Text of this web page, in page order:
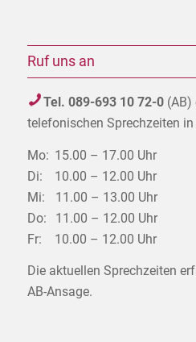
Ruf uns an
Tel. 089-693 10 72-0(AB)
telefonischen Sprechzeiten in
Mo: 15.00 – 17.00 Uhr
Di:
10.00 – 12.00 Uhr
Mi:
11.00 – 13.00 Uhr
Do:
11.00 – 12.00 Uhr
Fr:
10.00 – 12.00 Uhr
Die aktuellen Sprechzeiten
AB-Ansage.